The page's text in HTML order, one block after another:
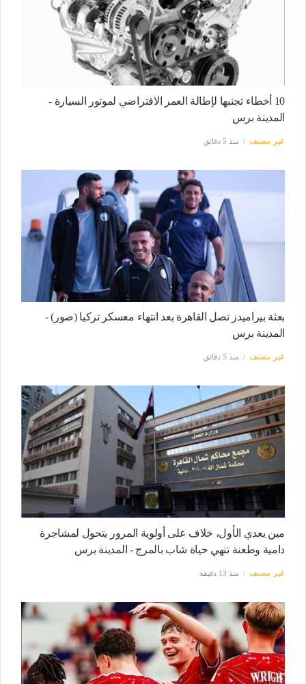
10 أخطاء تجنبها لإطالة العمر الافتراضي لموتور السيارة -
المدينة برس
غير مصنف منذ 5 دقائق
بعثة بيراميدز تصل القاهرة بعد انتهاء معسكر تركيا (صور) -
المدينة برس
غير مصنف منذ 5 دقائق
مين يعدي الأول، خلاف على أولوية المرور يتحول لمشاجرة
دامية وطعنة تنهي حياة شاب بالمرج - المدينة برس
غير مصنف منذ 13 دقيقة